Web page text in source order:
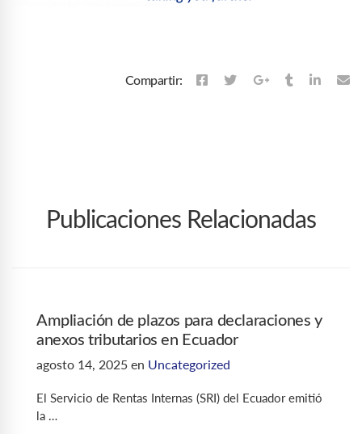
Compartir:
Publicaciones Relacionadas
Ampliación de plazos para declaraciones y
anexos tributarios en Ecuador
agosto 14, 2025 en Uncategorized
El Servicio de Rentas Internas (SRI) del Ecuador emitió
la …